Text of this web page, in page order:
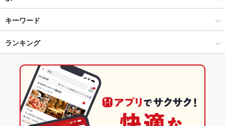
伏見桃山・伏見区・京都市郊外 × 居酒屋
伏見桃山・伏見区・京都市郊外 × 和風
藤森駅 × 居酒屋
藤森駅 × 和風
伏見区その他 × 居酒屋
伏見区その他 × 和風
京都 × 居酒屋
京都 × 和風
稲荷駅
ＪＲ藤森駅
藤森駅
キーワード
卵焼き からあげ
ランキング
京都のグルメランキング
京都の居酒屋ランキング
伏見桃山・伏見区・京都市郊外のグルメランキング